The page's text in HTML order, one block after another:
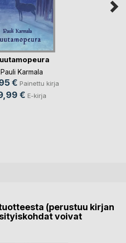
Pauli Karmala
€ Painettu kirja
€ E-kirja
(perustuu kirjan
voivat